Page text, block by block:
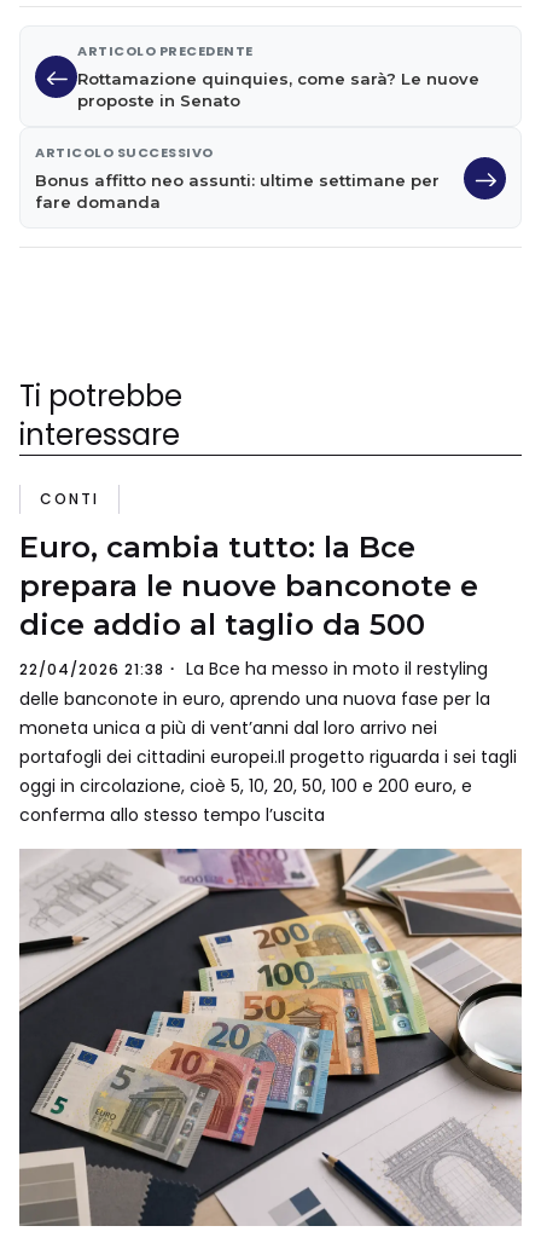
ARTICOLO PRECEDENTE
Rottamazione quinquies, come sarà? Le nuove
proposte in Senato
ARTICOLO SUCCESSIVO
Bonus affitto neo assunti: ultime settimane per
fare domanda
Ti potrebbe
interessare
CONTI
Euro, cambia tutto: la Bce
prepara le nuove banconote e
dice addio al taglio da 500
22/04/2026 21:38
La Bce ha messo in moto il restyling
delle banconote in euro, aprendo una nuova fase per la
moneta unica a più di vent’anni dal loro arrivo nei
portafogli dei cittadini europei.Il progetto riguarda i sei tagli
oggi in circolazione, cioè 5, 10, 20, 50, 100 e 200 euro, e
conferma allo stesso tempo l’uscita